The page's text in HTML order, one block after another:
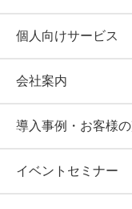
個人向けサービス
会社案内
導入事例・お客様
イベントセミナー